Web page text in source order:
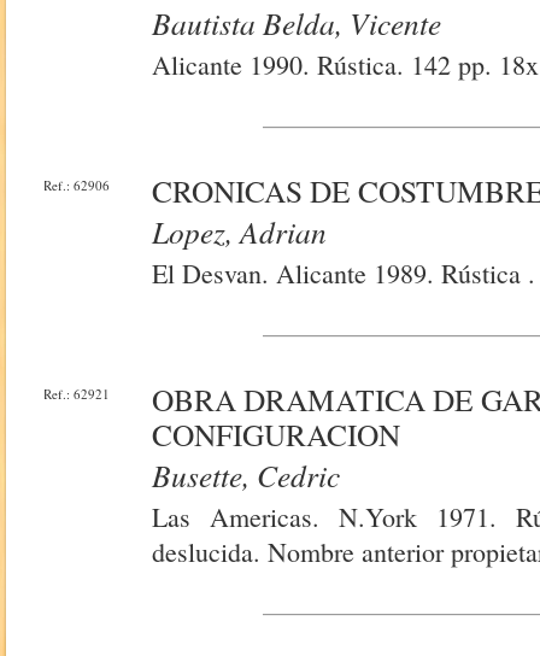
Bautista Belda, Vicente
Alicante 1990. Rústica. 142 pp.
Ref.: 62906
CRONICAS DE
Lopez, Adrian
El Desvan. Alicante 1989. Rústica
Ref.: 62921
OBRA DRAMATICA DE
CONFIGURACION
Busette, Cedric
Las Americas. N.York 1971.
deslucida. Nombre anterior